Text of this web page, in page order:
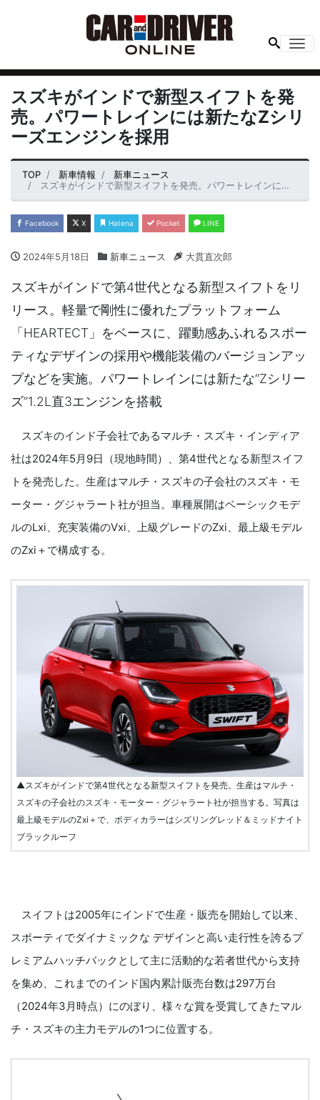
スズキがインドで新型スイフトを発
売。パワートレインには新たなZシリ
ーズエンジンを採用
TOP 新車情報
新車ニュース
スズキがインドで新型スイフトを発売。パワートレインには新たなZシリーズエンジンを採用
Facebook X Hatena Pocket LINE
2024年5月18日 新車ニュース 大貫直次郎
スズキがインドで第4世代となる新型スイフトをリ
リース。軽量で剛性に優れたプラットフォーム
「HEARTECT」をベースに、躍動感あふれるスポー
ティなデザインの採用や機能装備のバージョンアッ
プなどを実施。パワートレインには新たな“Zシリー
ズ”1.2L直3エンジンを搭載
スズキのインド子会社であるマルチ・スズキ・インディア
社は2024年5月9日（現地時間）、第4世代となる新型スイフ
トを発売した。生産はマルチ・スズキの子会社のスズキ・モ
ーター・グジャラート社が担当。車種展開はベーシックモデ
ルのLxi、充実装備のVxi、上級グレードのZxi、最上級モデル
のZxi＋で構成する。
▲スズキがインドで第4世代となる新型スイフトを発売。生産はマルチ・
スズキの子会社のスズキ・モーター・グジャラート社が担当する。写真は
最上級モデルのZxi＋で、ボディカラーはシズリングレッド＆ミッドナイト
ブラックルーフ
スイフトは2005年にインドで生産・販売を開始して以来、
スポーティでダイナミックな デザインと高い走行性を誇るプ
レミアムハッチバックとして主に活動的な若者世代から支持
を集め、これまでのインド国内累計販売台数は297万台
（2024年3月時点）にのぼり、様々な賞を受賞してきたマル
チ・スズキの主力モデルの1つに位置する。